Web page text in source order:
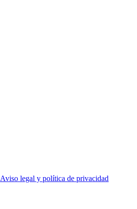
Aviso legal y política de privacidad